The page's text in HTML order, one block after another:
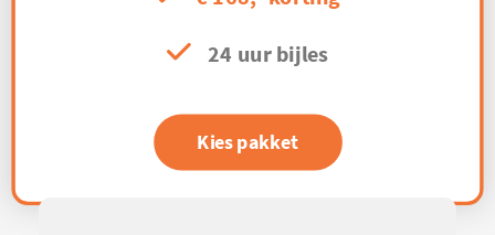
24 uur bijles
Kies pakket